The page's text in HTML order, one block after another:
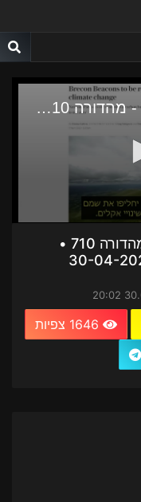
חדשות וירוס TV - מהדורה 710 •